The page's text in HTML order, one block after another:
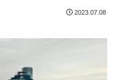
2023.07.08